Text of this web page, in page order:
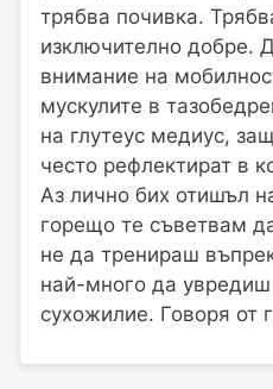
трябва почивка.
изключително добре.
внимание на
мускулите в
на глутеус медиус,
често рефлектират в
Аз лично бих отишъл
горещо те съветвам
не да тренираш
най-много да
сухожилие. Говоря от